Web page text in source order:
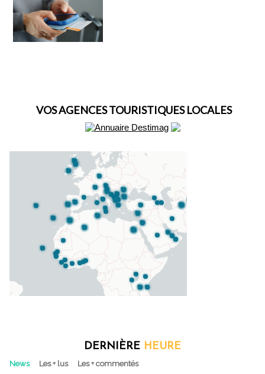
VOS AGENCES TOURISTIQUES LOCALES
DERNIÈRE HEURE
News Les + lus Les + commentés